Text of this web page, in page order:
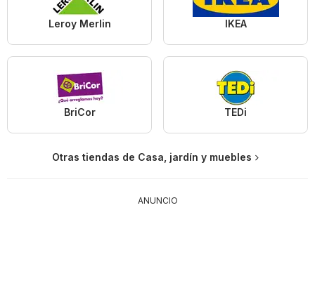
Leroy Merlin IKEA
BriCor TEDi
Otras tiendas de Casa, jardín y muebles
ANUNCIO